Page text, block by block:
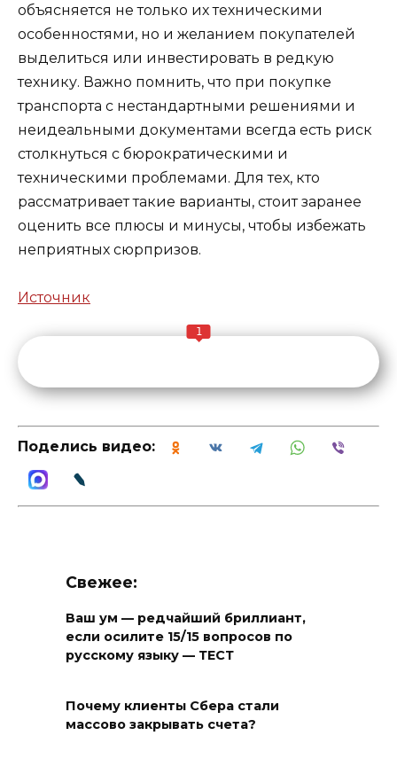
объясняется не только их техническими
особенностями, но и желанием покупателей
выделиться или инвестировать в редкую
технику. Важно помнить, что при покупке
транспорта с нестандартными решениями и
неидеальными документами всегда есть риск
столкнуться с бюрократическими и
техническими проблемами. Для тех, кто
рассматривает такие варианты, стоит заранее
оценить все плюсы и минусы, чтобы избежать
неприятных сюрпризов.
Источник
1
Поделись видео:
Свежее:
Ваш ум — редчайший бриллиант,
если осилите 15/15 вопросов по
русскому языку — ТЕСТ
Почему клиенты Сбера стали
массово закрывать счета?